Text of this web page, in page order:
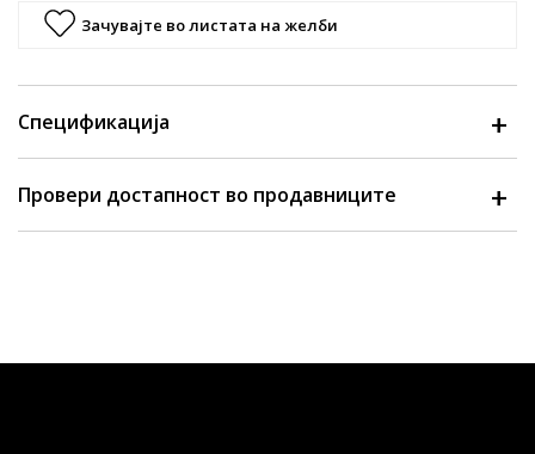
Зачувајте во листата на желби
Спецификација
Провери достапност во продавниците